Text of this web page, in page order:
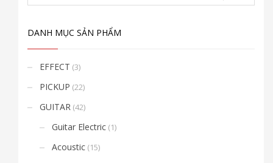
DANH MỤC SẢN PHẨM
EFFECT (3)
PICKUP (22)
GUITAR (42)
Guitar Electric (1)
Acoustic (15)